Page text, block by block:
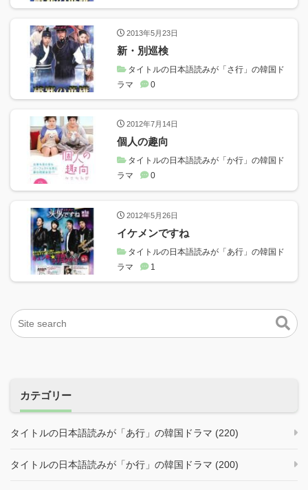
2013年5月23日
新・別巡検
タイトルの日本語読みが「さ行」の韓国ド
ラマ
0
2012年7月14日
個人の趣向
タイトルの日本語読みが「か行」の韓国ド
ラマ
0
2012年5月26日
イケメンですね
タイトルの日本語読みが「あ行」の韓国ド
ラマ
1
カテゴリー
タイトルの日本語読みが「あ行」の韓国ドラマ (220)
タイトルの日本語読みが「か行」の韓国ドラマ (200)